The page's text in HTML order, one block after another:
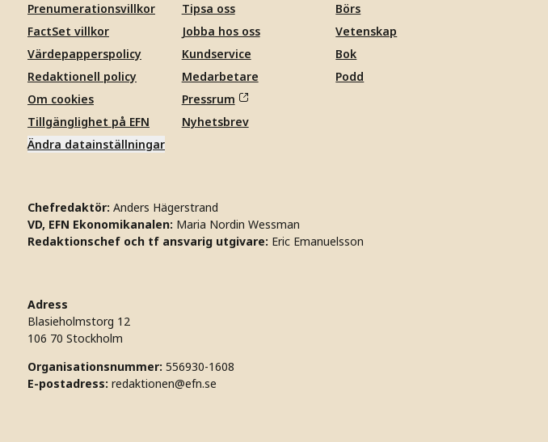
Prenumerationsvillkor
FactSet villkor
Värdepapperspolicy
Redaktionell policy
Om cookies
Tillgänglighet på EFN
Ändra datainställningar
Tipsa oss
Jobba hos oss
Kundservice
Medarbetare
Pressrum
Nyhetsbrev
Börs
Vetenskap
Bok
Podd
Chefredaktör: Anders Hägerstrand
VD, EFN Ekonomikanalen: Maria Nordin Wessman
Redaktionschef och tf ansvarig utgivare: Eric Emanuelsson
Adress
Blasieholmstorg 12
106 70 Stockholm
Organisationsnummer: 556930-1608
E-postadress: redaktionen@efn.se